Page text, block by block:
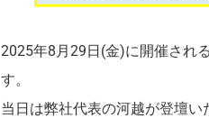
2025年8月29日(金)に開催され
す。
当日は弊社代表の河越が登壇い